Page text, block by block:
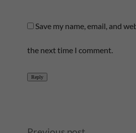
Save my name, email, and
the next time I comment.
Reply